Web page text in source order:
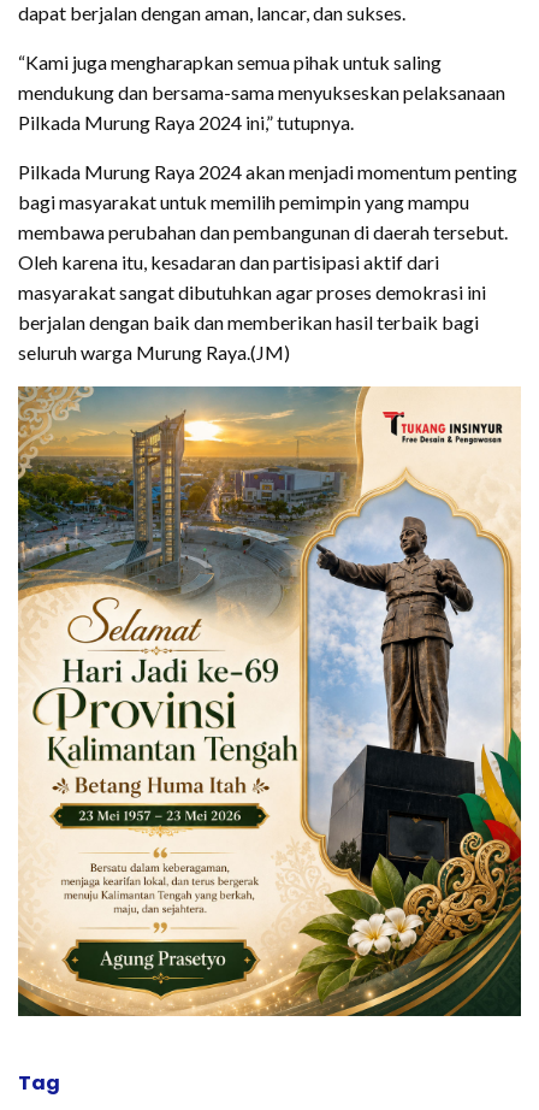
dapat berjalan dengan aman, lancar, dan sukses.
“Kami juga mengharapkan semua pihak untuk saling
mendukung dan bersama-sama menyukseskan pelaksanaan
Pilkada Murung Raya 2024 ini,” tutupnya.
Pilkada Murung Raya 2024 akan menjadi momentum penting
bagi masyarakat untuk memilih pemimpin yang mampu
membawa perubahan dan pembangunan di daerah tersebut.
Oleh karena itu, kesadaran dan partisipasi aktif dari
masyarakat sangat dibutuhkan agar proses demokrasi ini
berjalan dengan baik dan memberikan hasil terbaik bagi
seluruh warga Murung Raya.(JM)
Tag